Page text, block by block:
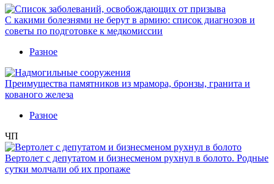
С какими болезнями не берут в армию: список диагнозов и
советы по подготовке к медкомиссии
Разное
Преимущества памятников из мрамора, бронзы, гранита и
кованого железа
Разное
ЧП
Вертолет с депутатом и бизнесменом рухнул в болото. Родные
сутки молчали об их пропаже